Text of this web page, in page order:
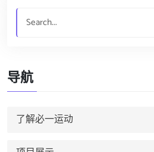
导航
了解必一运动